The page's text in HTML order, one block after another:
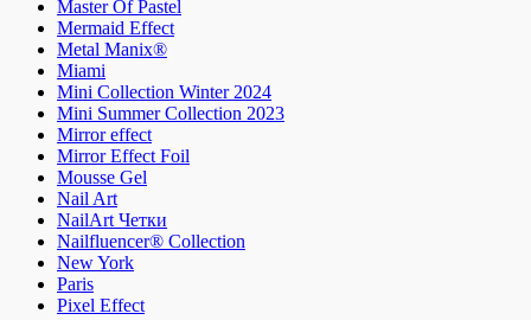
Master Of Pastel
Mermaid Effect
Metal Manix®
Miami
Mini Collection Winter 2024
Mini Summer Collection 2023
Mirror effect
Mirror Effect Foil
Mousse Gel
Nail Art
NailArt Четки
Nailfluencer® Collection
New York
Paris
Pixel Effect